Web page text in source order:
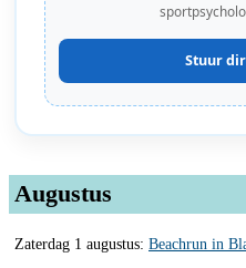
Stuur
Augustus
Zaterdag 1 augustus: Beachrun in